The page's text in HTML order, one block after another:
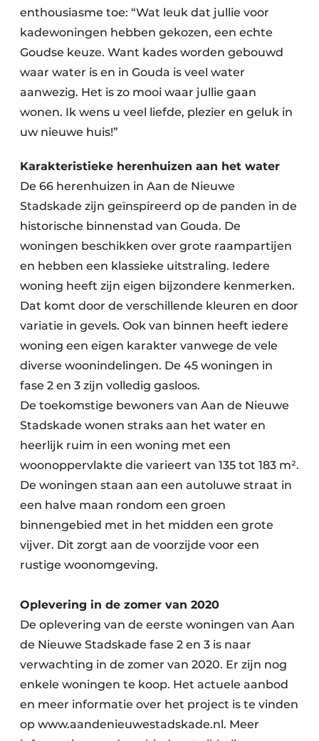
enthousiasme toe: “Wat leuk dat jullie voor
kadewoningen hebben gekozen, een echte
Goudse keuze. Want kades worden gebouwd
waar water is en in Gouda is veel water
aanwezig. Het is zo mooi waar jullie gaan
wonen. Ik wens u veel liefde, plezier en geluk in
uw nieuwe huis!”
Karakteristieke herenhuizen aan het water
De 66 herenhuizen in Aan de Nieuwe
Stadskade zijn geïnspireerd op de panden in de
historische binnenstad van Gouda. De
woningen beschikken over grote raampartijen
en hebben een klassieke uitstraling. Iedere
woning heeft zijn eigen bijzondere kenmerken.
Dat komt door de verschillende kleuren en door
variatie in gevels. Ook van binnen heeft iedere
woning een eigen karakter vanwege de vele
diverse woonindelingen. De 45 woningen in
fase 2 en 3 zijn volledig gasloos.
De toekomstige bewoners van Aan de Nieuwe
Stadskade wonen straks aan het water en
heerlijk ruim in een woning met een
woonoppervlakte die varieert van 135 tot 183 m².
De woningen staan aan een autoluwe straat in
een halve maan rondom een groen
binnengebied met in het midden een grote
vijver. Dit zorgt aan de voorzijde voor een
rustige woonomgeving.
Oplevering in de zomer van 2020
De oplevering van de eerste woningen van Aan
de Nieuwe Stadskade fase 2 en 3 is naar
verwachting in de zomer van 2020. Er zijn nog
enkele woningen te koop. Het actuele aanbod
en meer informatie over het project is te vinden
op www.aandenieuwestadskade.nl. Meer